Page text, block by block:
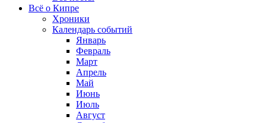
Всё о Кипре
Хроники
Календарь событий
Январь
Февраль
Март
Апрель
Май
Июнь
Июль
Август